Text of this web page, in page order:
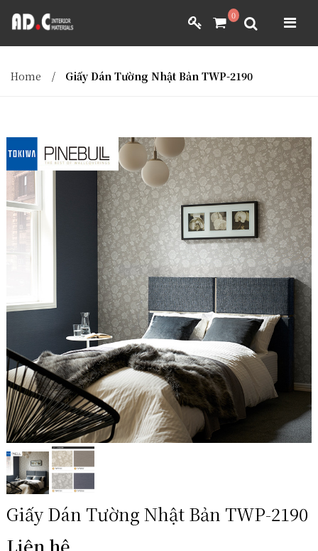
0
GIẤY DÁN TƯỜNG NHẬT BẢN
MÀNH RÈM NHẬT BẢN FILM DÁN NỘI THẤT VẢI BỌC NỘI THẤT
DÀNH CHO ĐẠI LÝ
ADC INTERIOR
GIẤY DÁN TƯỜNG NHẬT BẢN
MÀNH RÈM NHẬT BẢN
VẢI BỌC NỘI THẤT
DÀNH CHO ĐẠI LÝ
YÊU CẦU BÁO GIÁ
Home / Giấy Dán Tường Nhật Bản TWP-2190
Giấy Dán Tường Nhật Bản TWP-2190
Liên hệ